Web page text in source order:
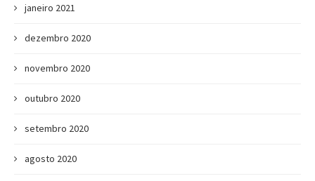
janeiro 2021
dezembro 2020
novembro 2020
outubro 2020
setembro 2020
agosto 2020